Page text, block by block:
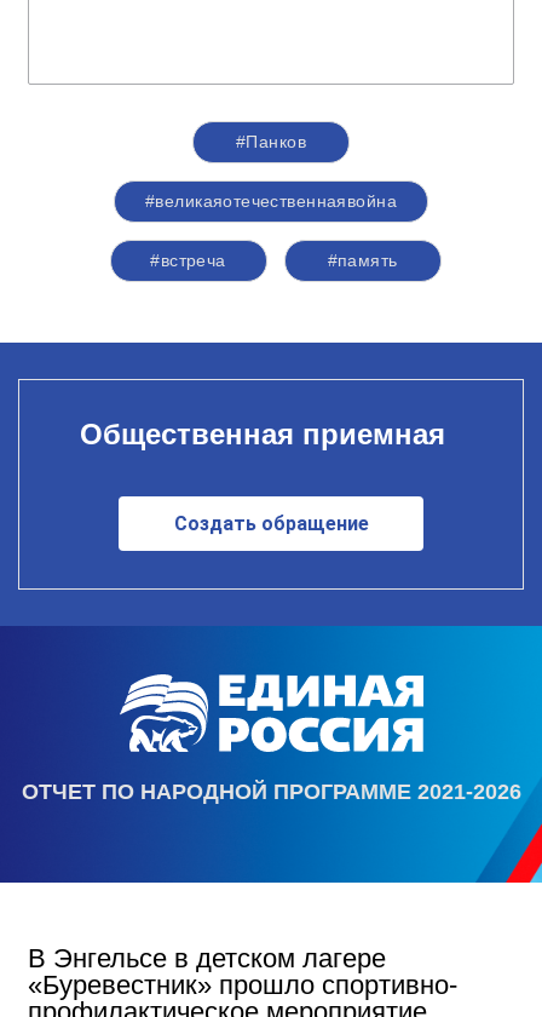
#Панков
#великаяотечественнаявойна
#встреча #память
Общественная приемная
Создать обращение
ОТЧЕТ ПО НАРОДНОЙ ПРОГРАММЕ 2021-2026
В Энгельсе в детском лагере
«Буревестник» прошло спортивно-